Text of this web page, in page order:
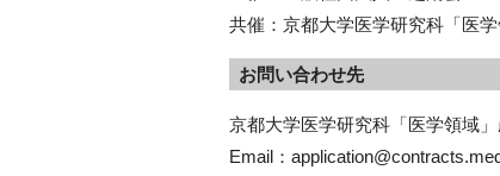
共催：京都大学医学研究科「医
お問い合わせ先
京都大学医学研究科「医学領域
Email：